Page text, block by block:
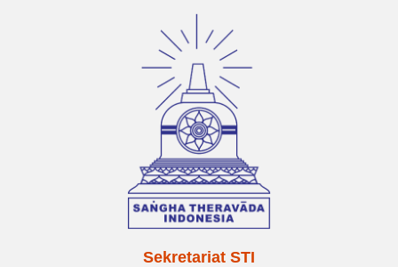
Sekretariat STI